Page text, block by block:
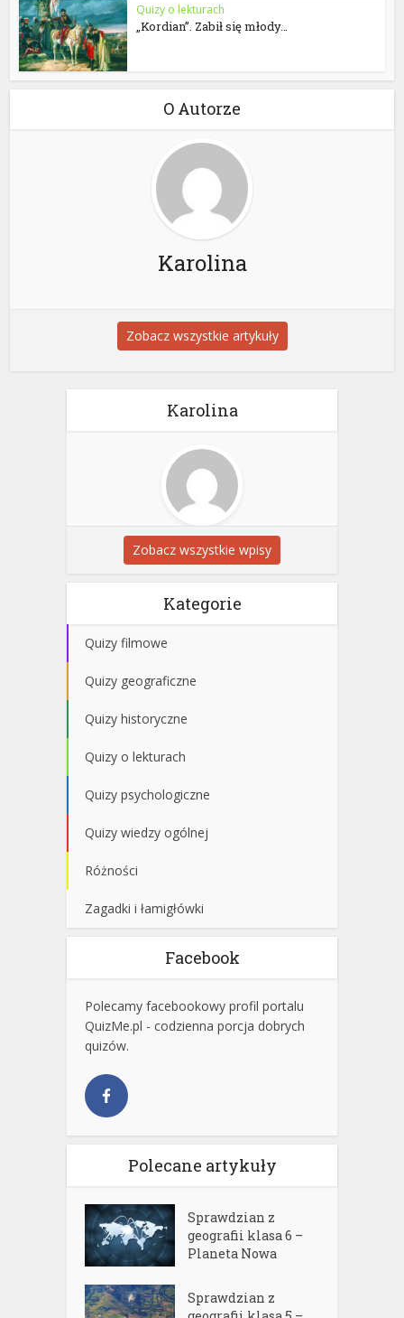
Quizy o lekturach
„Kordian”. Zabił się młody…
O Autorze
Karolina
Zobacz wszystkie artykuły
Karolina
Zobacz wszystkie wpisy
Kategorie
Quizy filmowe
Quizy geograficzne
Quizy historyczne
Quizy o lekturach
Quizy psychologiczne
Quizy wiedzy ogólnej
Różności
Zagadki i łamigłówki
Facebook
Polecamy facebookowy profil portalu
QuizMe.pl - codzienna porcja dobrych
quizów.
Polecane artykuły
Sprawdzian z
geografii klasa 6 –
Planeta Nowa
Sprawdzian z